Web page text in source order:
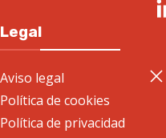
Legal
Aviso legal
Política de cookies
Política de privacidad